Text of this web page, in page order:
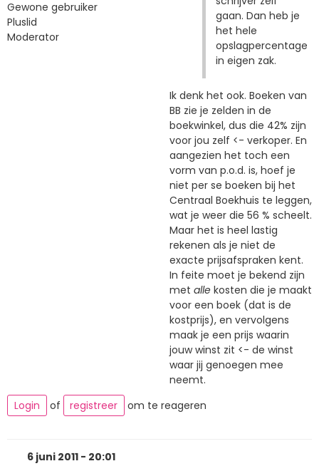
Gewone gebruiker
Pluslid
Moderator
gaan. Dan heb je
het hele
opslagpercentage
in eigen zak.
Ik denk het ook. Boeken van
BB zie je zelden in de
boekwinkel, dus die 42% zijn
voor jou zelf <- verkoper. En
aangezien het toch een
vorm van p.o.d. is, hoef je
niet per se boeken bij het
Centraal Boekhuis te leggen,
wat je weer die 56 % scheelt.
Maar het is heel lastig
rekenen als je niet de
exacte prijsafspraken kent.
In feite moet je bekend zijn
met alle kosten die je maakt
voor een boek (dat is de
kostprijs), en vervolgens
maak je een prijs waarin
jouw winst zit <- de winst
waar jij genoegen mee
neemt.
Login
of registreer om te reageren
6 juni 2011 - 20:01